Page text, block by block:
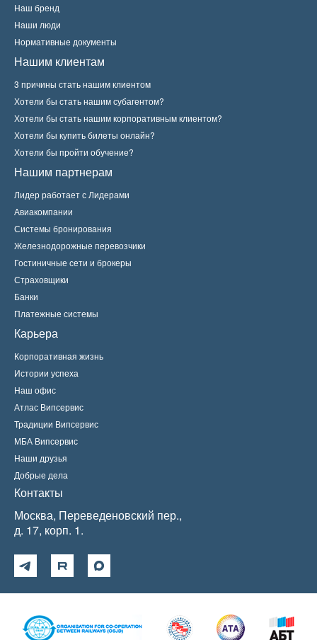
Наш бренд
Наши люди
Нормативные документы
Нашим клиентам
3 причины стать нашим клиентом
Хотели бы стать нашим субагентом?
Хотели бы стать нашим корпоративным клиентом?
Хотели бы купить билеты онлайн?
Хотели бы пройти обучение?
Нашим партнерам
Лидер работает с Лидерами
Авиакомпании
Системы бронирования
Железнодорожные перевозчики
Гостиничные сети и брокеры
Страховщики
Банки
Платежные системы
Карьера
Корпоративная жизнь
Истории успеха
Наш офис
Атлас Випсервис
Традиции Випсервис
МБА Випсервис
Наши друзья
Добрые дела
Контакты
Москва, Переведеновский пер.,
д. 17, корп. 1.